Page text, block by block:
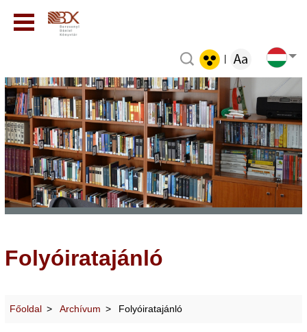
Folyóiratajánló
Főoldal Archívum Folyóiratajánló